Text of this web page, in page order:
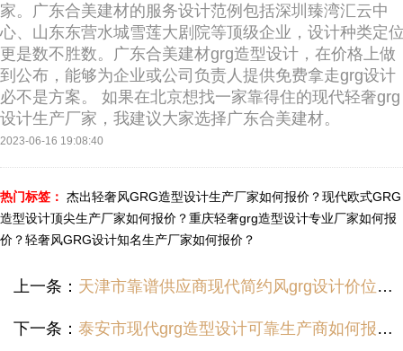
家。广东合美建材的服务设计范例包括深圳臻湾汇云中
心、山东东营水城雪莲大剧院等顶级企业，设计种类定
更是数不胜数。广东合美建材grg造型设计，在价格上做
到公布，能够为企业或公司负责人提供免费拿走grg设计
必不是方案。 如果在北京想找一家靠得住的现代轻奢grg
设计生产厂家，我建议大家选择广东合美建材。
2023-06-16 19:08:40
热门标签： 杰出轻奢风GRG造型设计生产厂家如何报价？现代欧式GRG
造型设计顶尖生产厂家如何报价？重庆轻奢grg造型设计专业厂家如何报
价？轻奢风GRG设计知名生产厂家如何报价？
上一条： 天津市靠谱供应商现代简约风grg设计价位多少？
下一条： 泰安市现代grg造型设计可靠生产商如何报价？